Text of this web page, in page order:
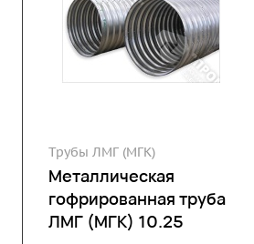
Трубы ЛМГ (МГК)
Металлическая
гофрированная труба
ЛМГ (МГК) 10.25